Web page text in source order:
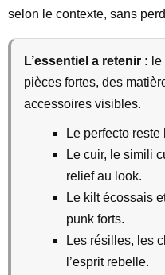
selon le contexte, sans
L’essentiel a retenir :
pièces fortes, des
accessoires visibles.
Le perfecto
Le cuir, le simili
relief au look.
Le kilt écossais
punk forts.
Les résilles, les
l’esprit rebelle.